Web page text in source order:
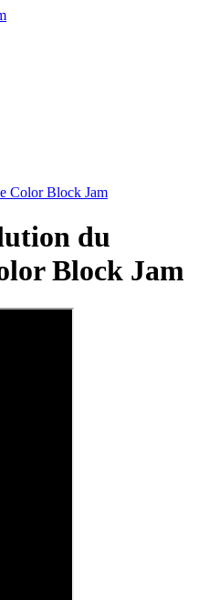
Color Block Jam
du
Block Jam